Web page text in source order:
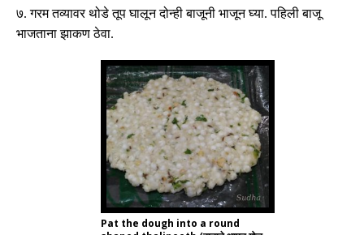
७.गरम तव्यावर थोडे तूप घालून दोन्ही बाजूनी भाजून घ्या.पहिली बाजू
भाजताना झाकण ठेवा.
Pat the dough into a round